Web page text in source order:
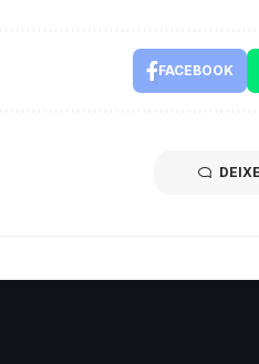
FACEBOOK